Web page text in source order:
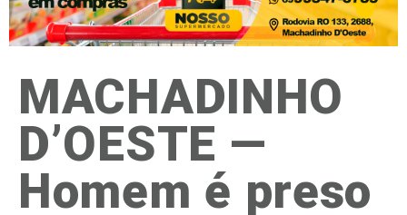
MACHADINHO
D’OESTE —
Homem é preso